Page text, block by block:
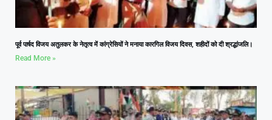
पूर्व पार्षद विजय अतुलकर के नेतृत्व में कांग्रेसियों ने मनाया कारगिल विजय दिवस, शहीदों को दी श्रद्धांजलि।
Read More »